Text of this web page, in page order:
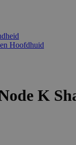
Hoofdhuid
K